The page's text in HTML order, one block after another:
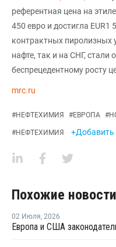
референтная цена на
450 евро и достигла
контрактных пиролизных
нафте, так и на СНГ, стали
беспрецедентному росту
mrc.ru
#НЕФТЕХИМИЯ #ЕВРОПА #
#НЕФТЕХИМИЯ +Добавить
Похожие новости
02 Июля, 2026